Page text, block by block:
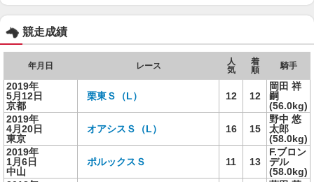
競走成績
年月日 レース
人
気
着
順
騎手
2019年
5月12日
京都
栗東Ｓ（L） 12 12
岡田 祥
嗣
(56.0kg)
2019年
4月20日
東京
オアシスＳ（L） 16 15
野中 悠
太郎
(58.0kg)
2019年
1月6日
中山
ポルックスＳ 11 13
F.ブロン
デル
(58.0kg)